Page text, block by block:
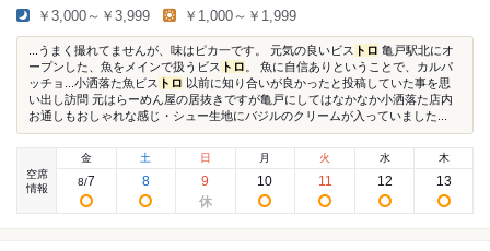
￥3,000～￥3,999 ￥1,000～￥1,999
...うまく撮れてませんが、味はピカ一です。 元気の良いビス トロ 亀戸駅北にオ
ープンした、魚をメインで扱うビス トロ 。 魚に自信ありということで、カルパ
ッチョ...小洒落た魚ビス トロ 以前に知り合いが良かったと投稿していた事を思
い出し訪問 元はらーめん屋の居抜きですが亀戸にしてはなかなか小洒落た店内
お通しもおしゃれな感じ・シュー生地にバジルのクリームが入っていました...
空席
情報
金
8/7
土
8
日
9
月
10
火
11
水
12
木
13